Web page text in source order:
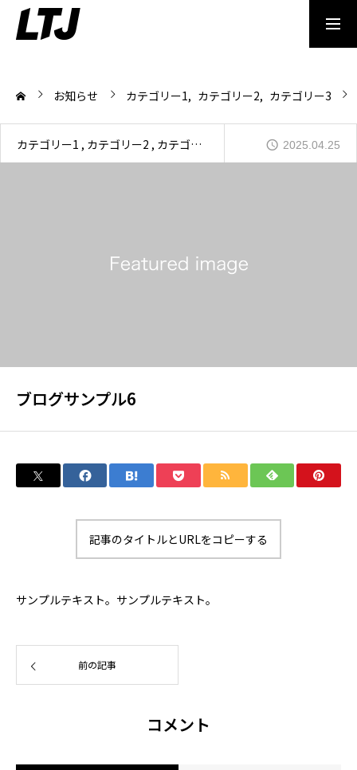
LTJとは
取り扱い店舗
ONLINE SHOP
会員登録
法人様専用ページ
お知らせ
会社概要
お知らせ カテゴリー1 カテゴリー2 カテゴリー3
カテゴリー1 カテゴリー2 カテゴリー3 2025.04.25
ブログサンプル6
記事のタイトルとURLをコピーする
サンプルテキスト。サンプルテキスト。
前の記事
コメント